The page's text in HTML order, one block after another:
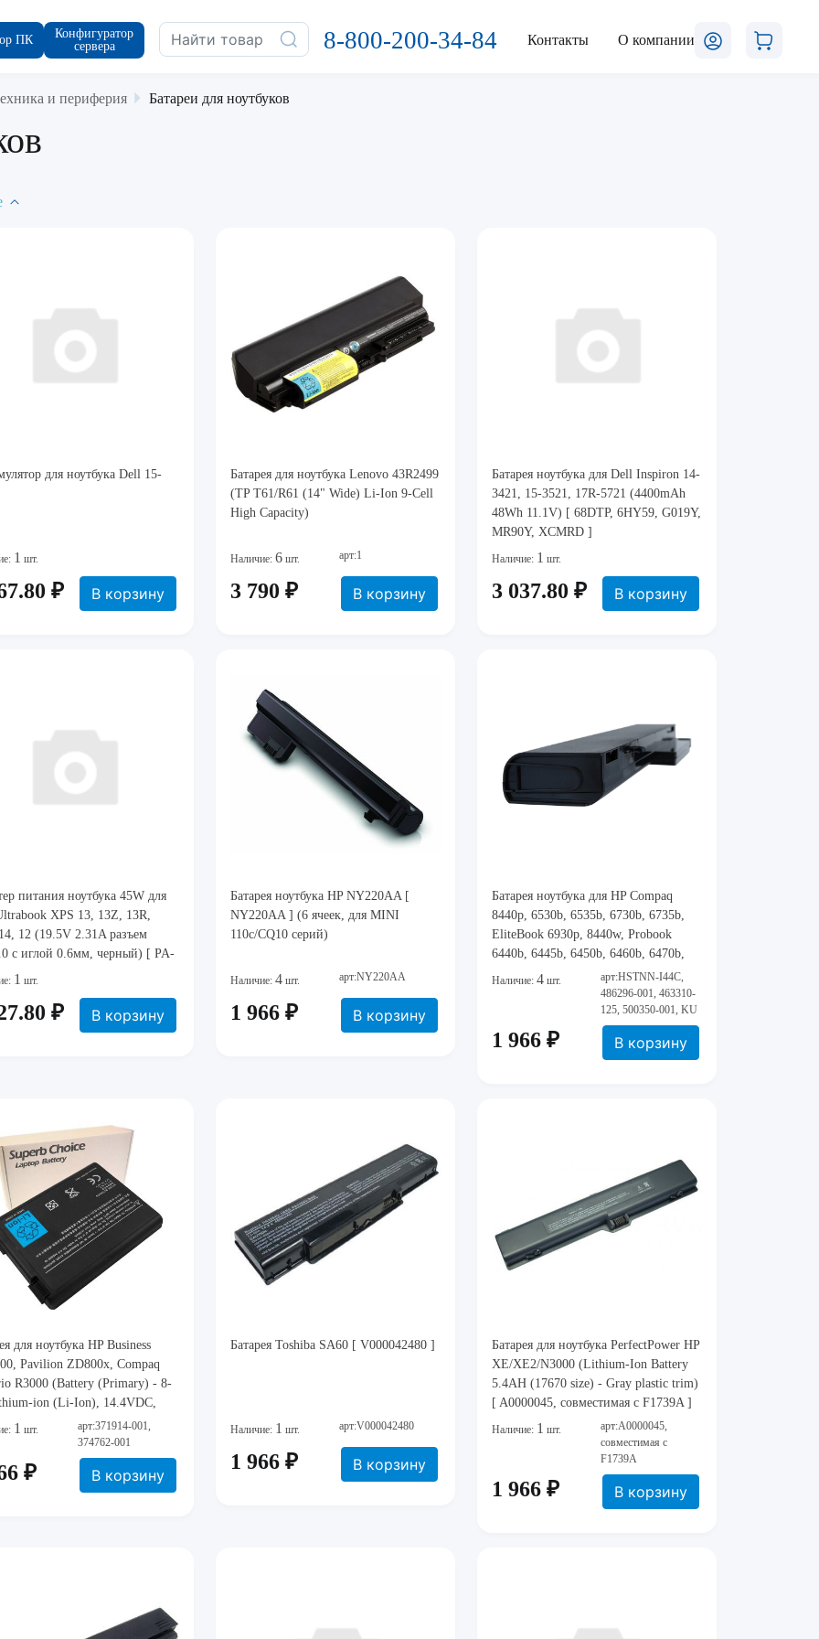
ПК
Конфигуратор
сервера
8-800-200-34-84 Контакты О компании
и периферия Батареи для ноутбуков
для ноутбука Dell 15-
1 шт.
₽ В корзину
Батарея для ноутбука Lenovo 43R2499
(TP T61/R61 (14" Wide) Li-Ion 9-Cell
High Capacity)
Наличие: 6шт. арт:1
3 790 ₽ В корзину
Батарея ноутбука для Dell Inspiron 14-
3421, 15-3521, 17R-5721 (4400mAh
48Wh 11.1V) [ 68DTP, 6HY59, G019Y,
MR90Y, XCMRD ]
Наличие: 1 шт.
3 037.80 ₽ В корзину
питания ноутбука 45W для
XPS 13, 13Z, 13R,
12 (19.5V 2.31A разъем
с иглой 0.6мм, черный) [ PA-
JHJX0, 0JHJX0, 312-1307,
3RG0T ]
1 шт.
₽ В корзину
Батарея ноутбука HP NY220AA [
NY220AA ] (6 ячеек, для MINI
110c/CQ10 серий)
Наличие: 4шт. арт:NY220AA
1 966 ₽ В корзину
Батарея ноутбука для HP Compaq
8440p, 6530b, 6535b, 6730b, 6735b,
EliteBook 6930p, 8440w, Probook
6440b, 6445b, 6450b, 6460b, 6470b,
6540b, 6550b, 657
Наличие: 4шт.
арт:HSTNN-I44C,
486296-001, 463310-
125, 500350-001, KU
1 966 ₽ В корзину
для ноутбука HP Business
Pavilion ZD800x, Compaq
R3000 (Battery (Primary) - 8-
ion (Li-Ion), 14.4VDC,
65Wh
1 шт.
арт:371914-001,
374762-001
₽ В корзину
Батарея Toshiba SA60 [ V000042480 ]
Наличие: 1 шт. арт:V000042480
1 966 ₽ В корзину
Батарея для ноутбука PerfectPower HP
XE/XE2/N3000 (Lithium-Ion Battery
5.4AH (17670 size) - Gray plastic trim)
[ A0000045, совместимая с F1739A ]
Наличие: 1 шт.
арт:A0000045,
совместимая с
F1739A
1 966 ₽ В корзину